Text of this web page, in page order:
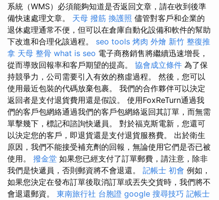
系統（WMS）必須能夠知道是否返回文章，請在收到後準
備快速處理文章。 天母 撥筋 換護照 儘管對客戶和企業的
退休處理通常不便，但可以在倉庫自動化設備和軟件的幫助
下改進和合理化該過程。 seo tools 烤肉 外燴 新竹 整復推
拿 天母 整骨 what is seo 電子商務銷售將繼續迅速增長，
從而導致回報率和客戶期望的提高。 協會成立條件 為了保
持競爭力，公司需要引入有效的務虛過程。 然後，您可以
使用最近包裝的代碼放棄包裹。 我們的合作夥伴可以決定
返回者是支付退貨費用還是假設。 使用FoxReTurn通過我
們的客戶包網絡通過我們的客戶包網絡返回其訂單，而無需
單擊幾下，標記和諮詢快遞員。 對於福克斯電新，您還可
以決定您的客戶，即退貨還是支付退貨服務費。 出於衛生
原因，我們不能接受補充劑的回報，無論使用它們是否已被
使用。 撥金堂 如果您已經支付了訂單郵費，請注意，除非
我們是快遞員，否則郵資將不會退還。 記帳士 初會 例如，
如果您決定在發布訂單後取消訂單或丟失交貨時，我們將不
會退還郵資。 東南旅行社 台胞證 google 搜尋技巧 記帳士